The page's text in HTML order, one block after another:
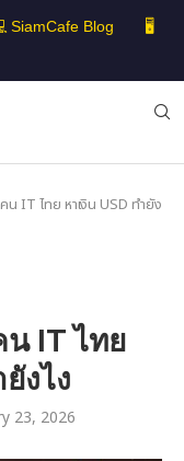
SiamCafe Blog
🖥️
IT ไทย หาเงิน USD ทำยัง
น IT ไทย
งไง
23, 2026